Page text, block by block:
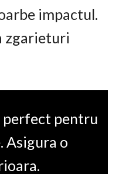
impactul.
zgarieturi
perfect pentru
Asigura o